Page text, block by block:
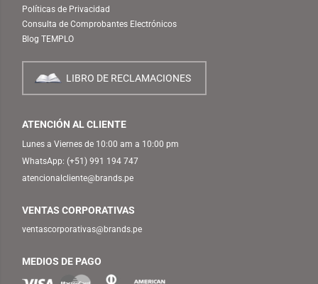
Políticas de Privacidad
Consulta de Comprobantes Electrónicos
Blog TEMPLO
LIBRO DE RECLAMACIONES
ATENCIÓN AL CLIENTE
Lunes a Viernes de 10:00 am a 10:00 pm
WhatsApp: (+51) 991 194 747
atencionalcliente@brands.pe
VENTAS CORPORATIVAS
ventascorporativas@brands.pe
MEDIOS DE PAGO